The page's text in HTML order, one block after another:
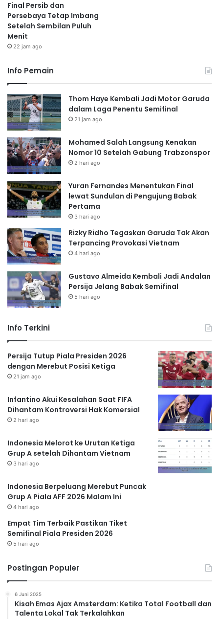
Final Persib dan
Persebaya Tetap Imbang
Setelah Sembilan Puluh
Menit
22 jam ago
Info Pemain
Thom Haye Kembali Jadi Motor Garuda
dalam Laga Penentu Semifinal
21 jam ago
Mohamed Salah Langsung Kenakan
Nomor 10 Setelah Gabung Trabzonspor
2 hari ago
Yuran Fernandes Menentukan Final
lewat Sundulan di Pengujung Babak
Pertama
3 hari ago
Rizky Ridho Tegaskan Garuda Tak Akan
Terpancing Provokasi Vietnam
4 hari ago
Gustavo Almeida Kembali Jadi Andalan
Persija Jelang Babak Semifinal
5 hari ago
Info Terkini
Persija Tutup Piala Presiden 2026
dengan Merebut Posisi Ketiga
21 jam ago
Infantino Akui Kesalahan Saat FIFA
Dihantam Kontroversi Hak Komersial
2 hari ago
Indonesia Melorot ke Urutan Ketiga
Grup A setelah Dihantam Vietnam
3 hari ago
Indonesia Berpeluang Merebut Puncak
Grup A Piala AFF 2026 Malam Ini
4 hari ago
Empat Tim Terbaik Pastikan Tiket
Semifinal Piala Presiden 2026
5 hari ago
Postingan Populer
6 Juni 2025
Kisah Emas Ajax Amsterdam: Ketika Total Football dan
Talenta Lokal Tak Terkalahkan